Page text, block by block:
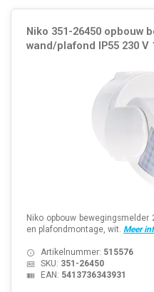
Niko 351-26450 opbouw
wand/plafond IP55 230
Niko opbouw bewegingsmelder
en plafondmontage, wit. Meer
Artikelnummer: 515576
SKU: 351-26450
EAN: 5413736343931